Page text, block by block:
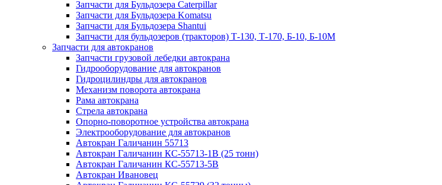
Запчасти для Бульдозера Caterpillar
Запчасти для Бульдозера Komatsu
Запчасти для Бульдозера Shantui
Запчасти для бульдозеров (тракторов) Т-130, Т-170, Б-10, Б-10М
Запчасти для автокранов
Запчасти грузовой лебедки автокрана
Гидрооборудование для автокранов
Гидроцилиндры для автокранов
Механизм поворота автокрана
Рама автокрана
Стрела автокрана
Опорно-поворотное устройства автокрана
Электрооборудование для автокранов
Автокран Галичанин 55713
Автокран Галичанин КС-55713-1В (25 тонн)
Автокран Галичанин КС-55713-5В
Автокран Ивановец